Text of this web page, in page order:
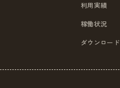
利用実績
稼働状況
ダウンロード